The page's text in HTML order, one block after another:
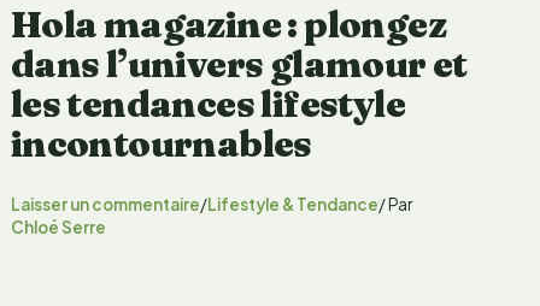
Hola magazine : plongez
dans l’univers glamour et
les tendances lifestyle
incontournables
Laisser un commentaire/Lifestyle & Tendance/ Par
Chloé Serre